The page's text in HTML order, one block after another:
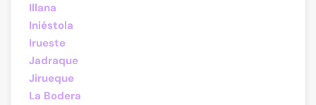
Illana
Iniéstola
Irueste
Jadraque
Jirueque
La Bodera